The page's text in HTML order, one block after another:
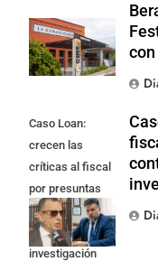
Caso Loan:
crecen las
críticas al fiscal
por presuntas
contradicciones
en la
investigación